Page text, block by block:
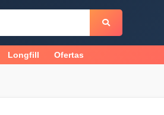
Longfill Ofertas